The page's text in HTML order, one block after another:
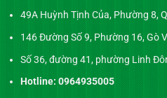
49A Huỳnh Tịnh Của, Phường 8,
146 Đường Số 9, Phường 16, Gò
Số 36, đường 41, phường Linh
Hotline: 0964935005